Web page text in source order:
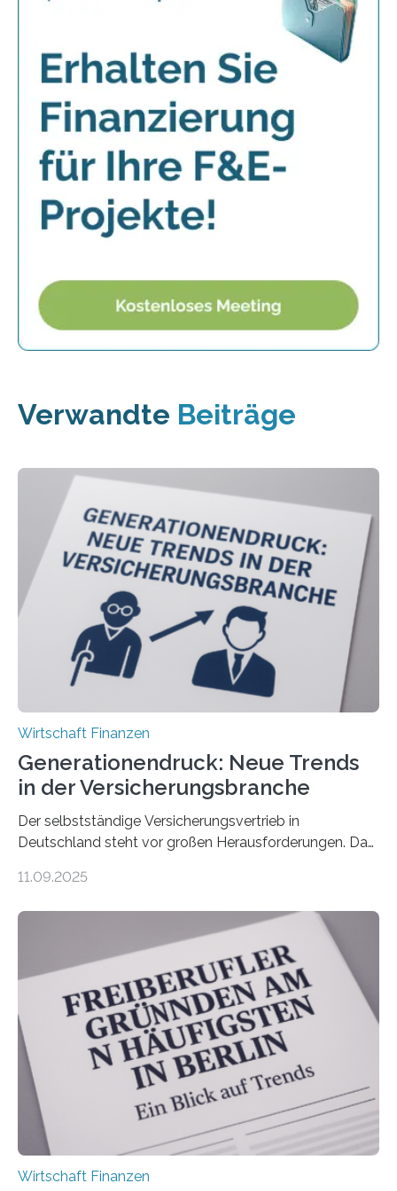
Verwandte Beiträge
Wirtschaft Finanzen
Generationendruck: Neue Trends
in der Versicherungsbranche
Der selbstständige Versicherungsvertrieb in
Deutschland steht vor großen Herausforderungen. Das
Dr. Matthias Beenken und Prof. Dr. Lukas Linnenbrink
Bundesverbands Deutscher Versicherungskaufleute e.V.
durchgeführt haben. Die Studie basiert auf den
Antworten von 1.440 selbstständigen
Versicherungsvertreter*innen und -makler*innen. Ein
Ergebnis: Deutlich mehr als die Hälfte der Befragten ist
über 50 Jahre alt und wird in den nächsten Jahren eine
Nachfolgeregelung benötigen. Aber nur ein Drittel hat
bereits Regelungen…
11.09.2025
Wirtschaft Finanzen